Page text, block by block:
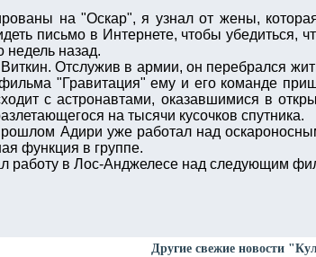
на "Оскар", я узнал от жены,
письмо в Интернете, чтобы убедиться,
недель назад.
Отслужив в армии, он перебрался
"Гравитация" ему и его команде
с астронавтами, оказавшимися в
на тысячи кусочков спутника.
Адири уже работал над
функция в группе.
работу в Лос-Анджелесе над следующим
Другие свежие новости